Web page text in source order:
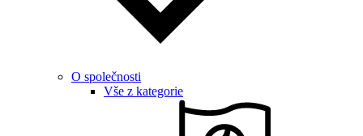
O společnosti
Vše z kategorie